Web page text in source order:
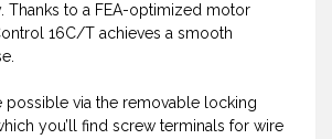
Thanks to a FEA-optimized motor
16C/T achieves a smooth
possible via the removable locking
you’ll find screw terminals for wire